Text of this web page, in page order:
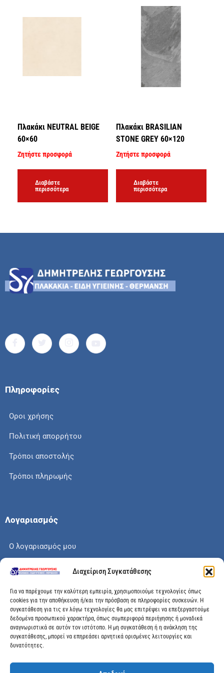
Διαχείριση Συγκατάθεσης
Για να παρέχουμε την καλύτερη εμπειρία, χρησιμοποιούμε τεχνολογίες όπως
cookies για την αποθήκευση ή/και την πρόσβαση σε πληροφορίες συσκευών. Η
συγκατάθεση για τις εν λόγω τεχνολογίες θα μας επιτρέψει να επεξεργαστούμε
δεδομένα προσωπικού χαρακτήρα, όπως συμπεριφορά περιήγησης ή μοναδικά
αναγνωριστικά σε αυτόν τον ιστότοπο. Η μη συγκατάθεση ή η ανάκληση της
συγκατάθεσης, μπορεί να επηρεάσει αρνητικά ορισμένες λειτουργίες και
δυνατότητες.
Πλακάκι NEUTRAL BEIGE
60×60
Ζητήστε προσφορά
Διαβάστε
περισσότερα
Πλακάκι BRASILIAN
STONE GREY 60×120
Ζητήστε προσφορά
Διαβάστε
περισσότερα
Πληροφορίες
Οροι χρήσης
Πολιτική απορρήτου
Τρόποι αποστολής
Τρόποι πληρωμής
Λογαριασμός
Ο λογαριασμός μου
Το καλάθι μου
Check out
Διεύθυνση
Μεγάλης Χώρας 89, Αγρίνιο, Τ.Κ: 30100